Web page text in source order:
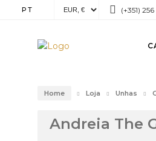
PT (+351)
Home Loja Unhas
Andreia The